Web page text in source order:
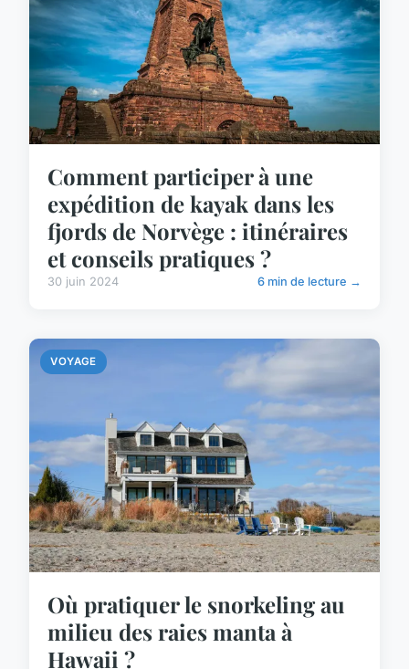
Comment participer à une
expédition de kayak dans les
fjords de Norvège : itinéraires
et conseils pratiques ?
30 juin 2024 6 min de lecture →
VOYAGE
Où pratiquer le snorkeling au
milieu des raies manta à
Hawaii ?